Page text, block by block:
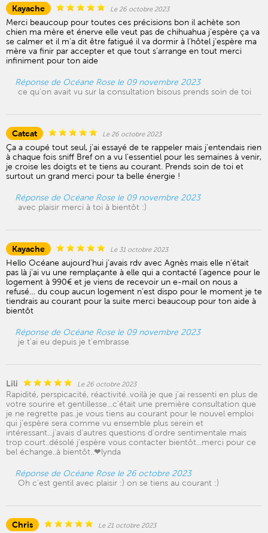
Kayache Le 26 octobre 2023
Merci beaucoup pour toutes ces précisions bon il achète son
chien ma mère et énerve elle veut pas de chihuahua j’espère ça va
se calmer et il m’a dit être fatigué il va dormir à l’hôtel j’espère ma
mère va finir par accepter et que tout s’arrange en tout merci
infiniment pour ton aide
Réponse de Océane Rose le 09 novembre 2023
ce qu'on avait vu sur la consultation bisous prends soin de toi
Catcat Le 26 octobre 2023
Ça a coupé tout seul, j'ai essayé de te rappeler mais j'entendais rien
à chaque fois sniff Bref on a vu l'essentiel pour les semaines à venir,
je croise les doigts et te tiens au courant. Prends soin de toi et
surtout un grand merci pour ta belle énergie !
Réponse de Océane Rose le 09 novembre 2023
avec plaisir merci à toi à bientôt :)
Kayache Le 31 octobre 2023
Hello Océane aujourd’hui j’avais rdv avec Agnès mais elle n’était
pas là j’ai vu une remplaçante à elle qui a contacté l’agence pour le
logement à 990€ et je viens de recevoir un e-mail on nous a
refusé… du coup aucun logement n’est dispo pour le moment je te
tiendrais au courant pour la suite merci beaucoup pour ton aide à
bientôt
Réponse de Océane Rose le 09 novembre 2023
je t'ai eu depuis je t'embrasse
Lili Le 26 octobre 2023
Rapidité, perspicacité, réactivité..voilà je que j'ai ressenti en plus de
votre sourire et gentillesse...c'était une première consultation que
je ne regrette pas..je vous tiens au courant pour le nouvel emploi
qui j'espère sera comme vu ensemble plus serein et
intéressant...j'avais d'autres questions d'ordre sentimentale mais
trop court..désolé j'espère vous contacter bientôt...merci pour ce
bel échange..à bientôt..❤lynda
Réponse de Océane Rose le 26 octobre 2023
Oh c'est gentil avec plaisir :) on se tiens au courant :)
Chris Le 21 octobre 2023